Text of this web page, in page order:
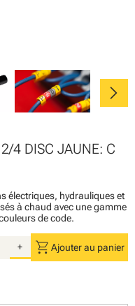
chevron_right
2/4 DISC JAUNE: C
électriques, hydrauliques et
à chaud avec une gamme
de code.
+ shopping_cart Ajouter au panier